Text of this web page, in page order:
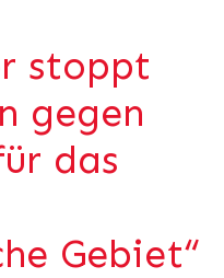
stoppt
gegen
das
Gebiet“